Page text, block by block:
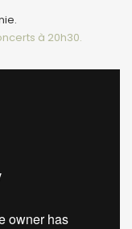
à 20h30.